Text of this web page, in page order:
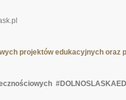
projektów edukacyjnych oraz